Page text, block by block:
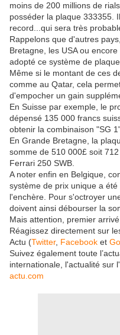
moins de 200 millions de
posséder la plaque 333355.
record...qui sera très
Rappelons que d'autres
Bretagne, les USA ou
adopté ce système de
Même si le montant de ces
comme au Qatar, cela
d'empocher un gain
En Suisse par exemple, le
dépensé 135 000 francs
obtenir la combinaison "SG
En Grande Bretagne, la
somme de 510 000£ soit
Ferrari 250 SWB.
A noter enfin en Belgique,
système de prix unique a
l'enchère. Pour s'octroyer
doivent ainsi débourser la
Mais attention, premier
Réagissez directement sur
Actu (Twitter, Facebook et
Suivez également toute
internationale, l'actualité sur
actu.com